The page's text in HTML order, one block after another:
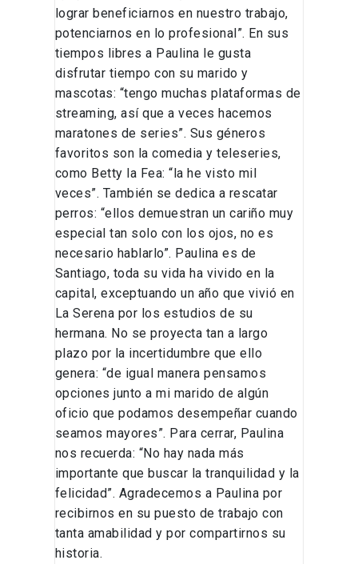
lograr beneficiarnos en nuestro trabajo,
potenciarnos en lo profesional”. En sus
tiempos libres a Paulina le gusta
disfrutar tiempo con su marido y
mascotas: “tengo muchas plataformas de
streaming, así que a veces hacemos
maratones de series”. Sus géneros
favoritos son la comedia y teleseries,
como Betty la Fea: “la he visto mil
veces”. También se dedica a rescatar
perros: “ellos demuestran un cariño muy
especial tan solo con los ojos, no es
necesario hablarlo”. Paulina es de
Santiago, toda su vida ha vivido en la
capital, exceptuando un año que vivió en
La Serena por los estudios de su
hermana. No se proyecta tan a largo
plazo por la incertidumbre que ello
genera: “de igual manera pensamos
opciones junto a mi marido de algún
oficio que podamos desempeñar cuando
seamos mayores”. Para cerrar, Paulina
nos recuerda: “No hay nada más
importante que buscar la tranquilidad y la
felicidad”. Agradecemos a Paulina por
recibirnos en su puesto de trabajo con
tanta amabilidad y por compartirnos su
historia.